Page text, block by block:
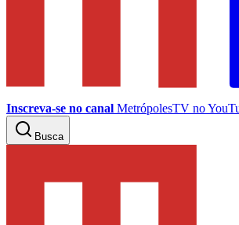
Inscreva-se no canal MetrópolesTV no
Busca